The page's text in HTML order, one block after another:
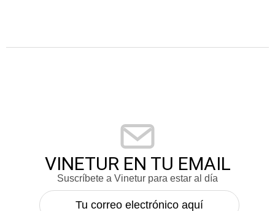
VINETUR EN TU EMAIL
Suscríbete a Vinetur para estar al día